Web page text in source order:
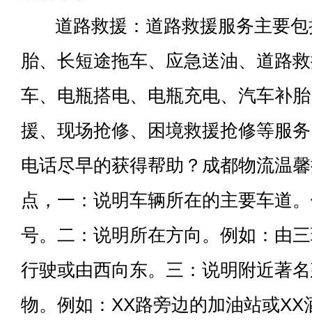
道路救援：道路救援服务主要包
胎、长短途拖车、应急送油、道路
车、电瓶搭电、电瓶充电、汽车补
援、现场抢修、困境救援抢修等服
电话尽早的获得帮助？成都物流温
点，一：说明车辆所在的主要车道
号。二：说明所在方向。例如：由
行驶或由西向东。三：说明附近著
物。例如：XX路旁边的加油站或